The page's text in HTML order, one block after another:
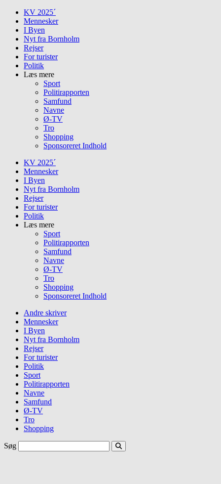
Skip
content
KV 2025´
Mennesker
I Byen
Nyt fra Bornholm
Rejser
For turister
Politik
Læs mere
Sport
Politirapporten
Samfund
Navne
Ø-TV
Tro
Shopping
Sponsoreret Indhold
KV 2025´
Mennesker
I Byen
Nyt fra Bornholm
Rejser
For turister
Politik
Læs mere
Sport
Politirapporten
Samfund
Navne
Ø-TV
Tro
Shopping
Sponsoreret Indhold
Andre skriver
Mennesker
I Byen
Nyt fra Bornholm
Rejser
For turister
Politik
Sport
Politirapporten
Navne
Samfund
Ø-TV
Tro
Shopping
Søg